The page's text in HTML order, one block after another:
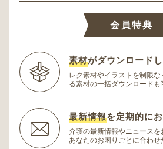
会員特典
素材がダウンロード
レク素材やイラストを制限な
る素材の一括ダウンロードも
最新情報を定期的に
介護の最新情報やニュースを
あなたのお困りごとに合わせ